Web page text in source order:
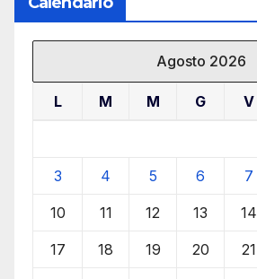
Agosto 2026
L M M G V
3 4 5 6 7
10 11 12 13 14
17 18 19 20 21